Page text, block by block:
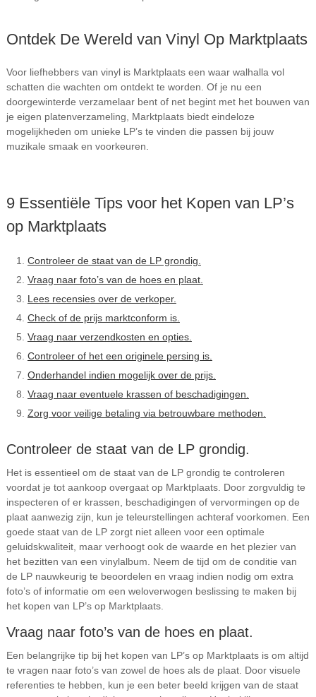
Ontdek De Wereld van Vinyl Op Marktplaats
Voor liefhebbers van vinyl is Marktplaats een waar walhalla vol
schatten die wachten om ontdekt te worden. Of je nu een
doorgewinterde verzamelaar bent of net begint met het bouwen van
je eigen platenverzameling, Marktplaats biedt eindeloze
mogelijkheden om unieke LP’s te vinden die passen bij jouw
muzikale smaak en voorkeuren.
9 Essentiële Tips voor het Kopen van LP’s
op Marktplaats
Controleer de staat van de LP grondig.
Vraag naar foto’s van de hoes en plaat.
Lees recensies over de verkoper.
Check of de prijs marktconform is.
Vraag naar verzendkosten en opties.
Controleer of het een originele persing is.
Onderhandel indien mogelijk over de prijs.
Vraag naar eventuele krassen of beschadigingen.
Zorg voor veilige betaling via betrouwbare methoden.
Controleer de staat van de LP grondig.
Het is essentieel om de staat van de LP grondig te controleren
voordat je tot aankoop overgaat op Marktplaats. Door zorgvuldig te
inspecteren of er krassen, beschadigingen of vervormingen op de
plaat aanwezig zijn, kun je teleurstellingen achteraf voorkomen. Een
goede staat van de LP zorgt niet alleen voor een optimale
geluidskwaliteit, maar verhoogt ook de waarde en het plezier van
het bezitten van een vinylalbum. Neem de tijd om de conditie van
de LP nauwkeurig te beoordelen en vraag indien nodig om extra
foto’s of informatie om een weloverwogen beslissing te maken bij
het kopen van LP’s op Marktplaats.
Vraag naar foto’s van de hoes en plaat.
Een belangrijke tip bij het kopen van LP’s op Marktplaats is om altijd
te vragen naar foto’s van zowel de hoes als de plaat. Door visuele
referenties te hebben, kun je een beter beeld krijgen van de staat